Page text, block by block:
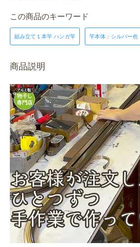
この商品のキーワード
組み立て１本竿 ハンガ竿 竿本体：シルバー色
商品説明